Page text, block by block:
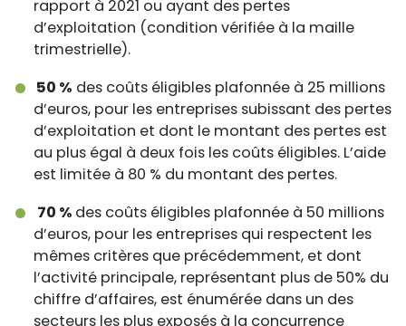
rapport à 2021 ou ayant des pertes
d’exploitation (condition vérifiée à la maille
trimestrielle).
50 % des coûts éligibles plafonnée à 25 millions
d’euros, pour les entreprises subissant des pertes
d’exploitation et dont le montant des pertes est
au plus égal à deux fois les coûts éligibles. L’aide
est limitée à 80 % du montant des pertes.
70 % des coûts éligibles plafonnée à 50 millions
d’euros, pour les entreprises qui respectent les
mêmes critères que précédemment, et dont
l’activité principale, représentant plus de 50% du
chiffre d’affaires, est énumérée dans un des
secteurs les plus exposés à la concurrence